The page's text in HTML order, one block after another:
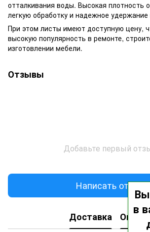
в
отталкивания воды. Высокая плотность
легкую обработку и надежное
При этом листы имеют доступную цену,
высокую популярность в ремонте,
изготовлении мебели.
Отзывы
Добавьте первый
Написать отзыв
Доставка